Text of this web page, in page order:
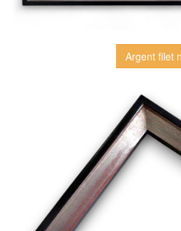
Argent filet